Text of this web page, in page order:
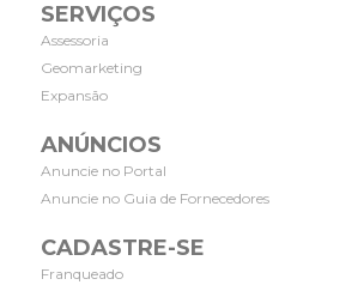
SERVIÇOS
Assessoria
Geomarketing
Expansão
ANÚNCIOS
Anuncie no Portal
Anuncie no Guia de Fornecedores
CADASTRE-SE
Franqueado